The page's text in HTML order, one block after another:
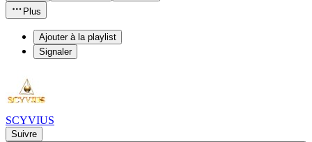
Plus
Ajouter à la playlist
Signaler
SCYVIUS
Suivre